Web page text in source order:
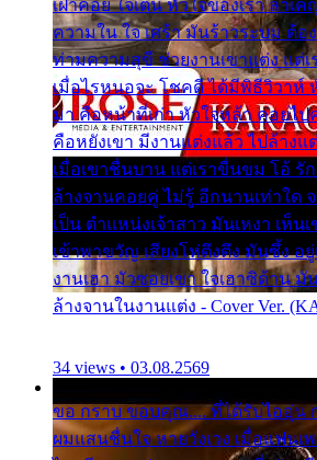
เฝ้าคอย ใจเต้น หัวใจของเรา ลำเ
ความใน ใจ เศร้า มันร้าวระบม ต้
ท่ามความสุขี ช่วยงานเขาแต่ง แต่
เมื่อไรหนอจะ โชคดี ได้มีพิธีวิวาห์
มา คือหน้าที่เก่า หัวใจหล้า คอยไป
คือหยังเขา มีงานแต่งแล้ว ไปล้างแ
เมื่อเขาชื่นบาน แต่เราขื่นขม โอ้ รั
ล้างจานคอยคู่ ไม่รู้ อีกนานเท่าใด
เป็น ตำแหน่งเจ้าสาว มันเหงา เห็
เข้าพาขวัญ เสียงโห่ตึงตึง มันซึ้ง อ
งานเฮา มัวซอยเขา ใจเฮาซิด้าน
ล้างจานในงานแต่ง - Cover Ver.
34 views • 03.08.2569
ขอ กราบ ขอบคุณ.... ที่ได้รับไออุ่น
ผมแสนชื่นใจ หายวังเวง เมื่อแฟนเ